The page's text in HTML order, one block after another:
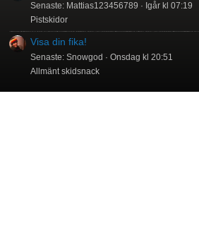
Senaste: Mattias123456789
Igår kl 07:19
Pistskidor
Visa din fika!
Senaste: Snowgod
Onsdag kl 20:51
Allmänt skidsnack